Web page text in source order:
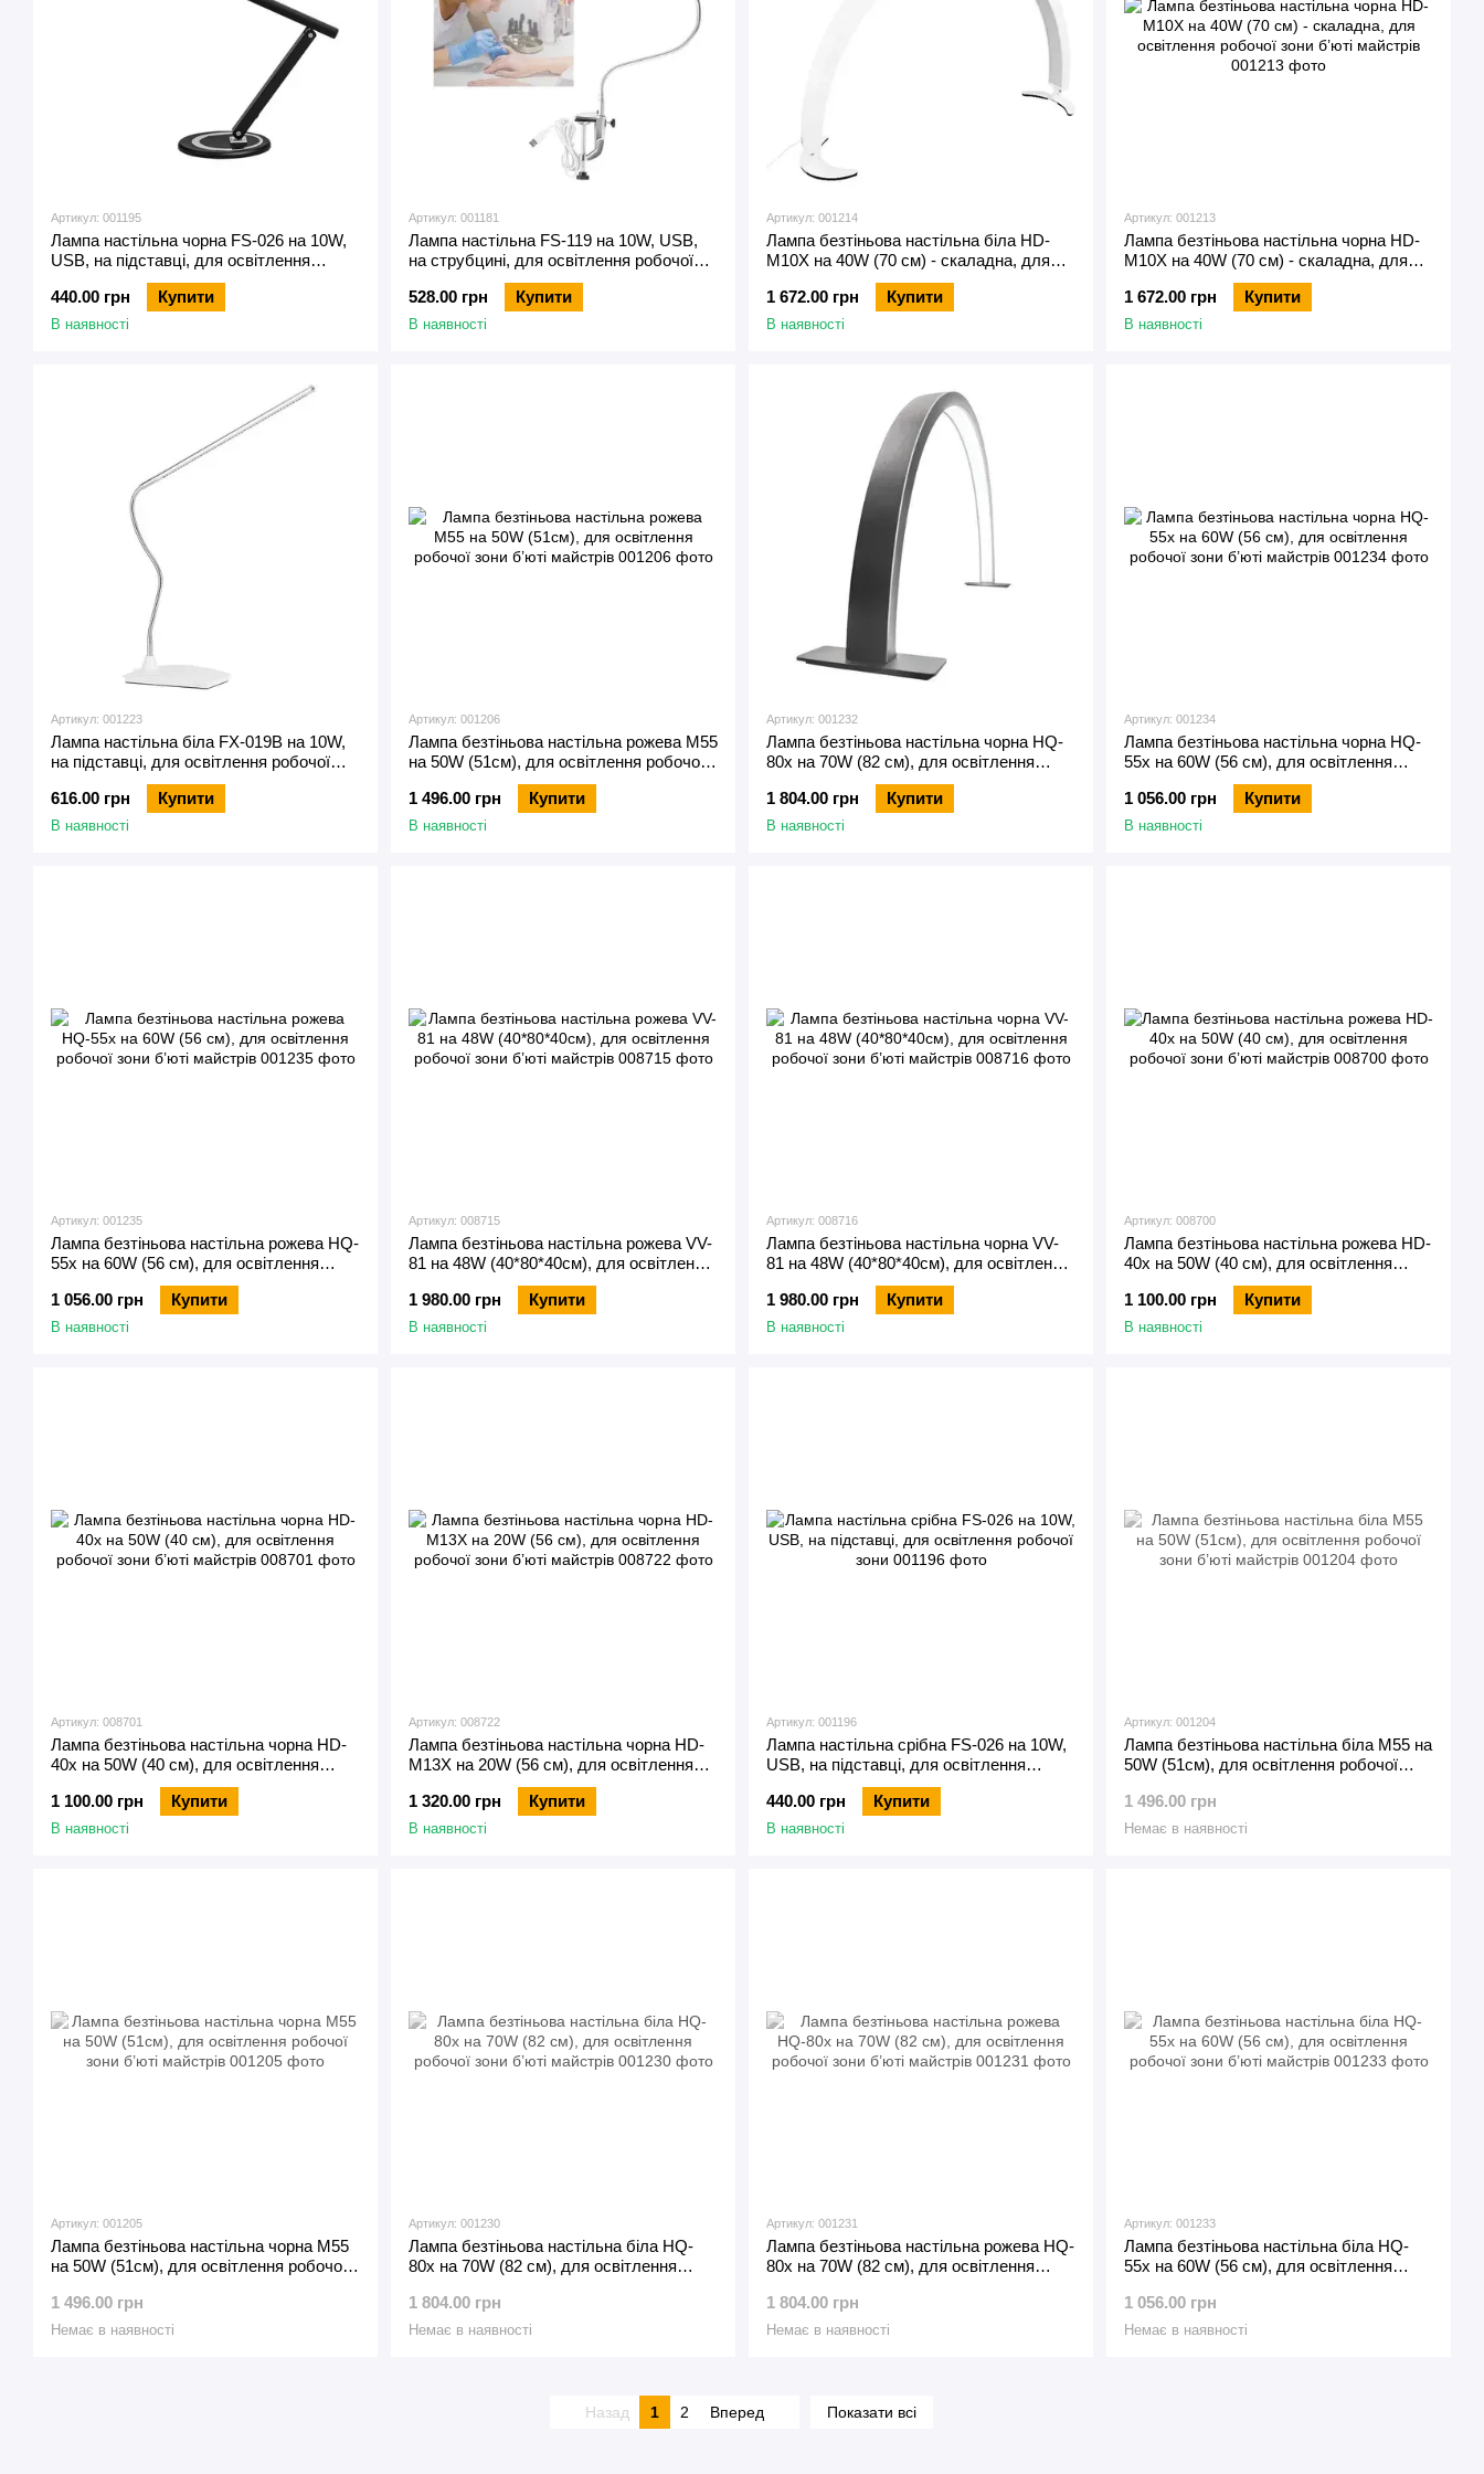
Артикул: 001195
Лампа настільна чорна FS-026 на 10W,
USB, на підставці, для освітлення
робочої зони
440.00 грн
Купити
В наявності
Артикул: 001181
Лампа настільна FS-119 на 10W, USB,
на струбцині, для освітлення робочої
528.00 грн
Купити
В наявності
Артикул: 001214
Лампа безтіньова настільна біла HD-
M10X на 40W (70 см) - скаладна, для
освітлення робочої зони б’юті майстрів
1 672.00 грн
Купити
В наявності
Артикул: 001213
Лампа безтіньова настільна чорна HD-
M10X на 40W (70 см) - скаладна, для
освітлення робочої зони б’юті майстрів
1 672.00 грн
Купити
В наявності
Артикул: 001223
Лампа настільна біла FX-019B на 10W,
на підставці, для освітлення робочої
616.00 грн
Купити
В наявності
Артикул: 001206
Лампа безтіньова настільна рожева М55
на 50W (51см), для освітлення робочої
зони б’юті майстрів
1 496.00 грн
Купити
В наявності
Артикул: 001232
Лампа безтіньова настільна чорна HQ-
80x на 70W (82 см), для освітлення
робочої зони б’юті майстрів
1 804.00 грн
Купити
В наявності
Артикул: 001234
Лампа безтіньова настільна чорна HQ-
55х на 60W (56 см), для освітлення
робочої зони б’юті майстрів
1 056.00 грн
Купити
В наявності
Артикул: 001235
Лампа безтіньова настільна рожева HQ-
55х на 60W (56 см), для освітлення
робочої зони б’юті майстрів
1 056.00 грн
Купити
В наявності
Артикул: 008715
Лампа безтіньова настільна рожева VV-
81 на 48W (40*80*40см), для освітлення
робочої зони б’юті майстрів
1 980.00 грн
Купити
В наявності
Артикул: 008716
Лампа безтіньова настільна чорна VV-
81 на 48W (40*80*40см), для освітлення
робочої зони б’юті майстрів
1 980.00 грн
Купити
В наявності
Артикул: 008700
Лампа безтіньова настільна рожева HD-
40х на 50W (40 см), для освітлення
робочої зони б’юті майстрів
1 100.00 грн
Купити
В наявності
Артикул: 008701
Лампа безтіньова настільна чорна HD-
40х на 50W (40 см), для освітлення
робочої зони б’юті майстрів
1 100.00 грн
Купити
В наявності
Артикул: 008722
Лампа безтіньова настільна чорна HD-
М13X на 20W (56 см), для освітлення
робочої зони б’юті майстрів
1 320.00 грн
Купити
В наявності
Артикул: 001196
Лампа настільна срібна FS-026 на 10W,
USB, на підставці, для освітлення
робочої зони
440.00 грн
Купити
В наявності
Артикул: 001204
Лампа безтіньова настільна біла М55 на
50W (51см), для освітлення робочої
1 496.00 грн
Немає в наявності
Артикул: 001205
Лампа безтіньова настільна чорна М55
на 50W (51см), для освітлення робочої
1 496.00 грн
Немає в наявності
Артикул: 001230
Лампа безтіньова настільна біла HQ-
80x на 70W (82 см), для освітлення
1 804.00 грн
Немає в наявності
Артикул: 001231
Лампа безтіньова настільна рожева HQ-
80x на 70W (82 см), для освітлення
1 804.00 грн
Немає в наявності
Артикул: 001233
Лампа безтіньова настільна біла HQ-
55х на 60W (56 см), для освітлення
1 056.00 грн
Немає в наявності
Назад 1 2 Вперед Показати всі